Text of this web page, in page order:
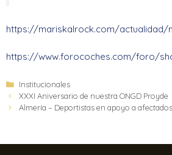
https://mariskalrock.com/actualidad/
https://www.forocoches.com/foro/
Institucionales
XXXI Aniversario de nuestra ONGD Proyde
Almería – Deportistas en apoyo a